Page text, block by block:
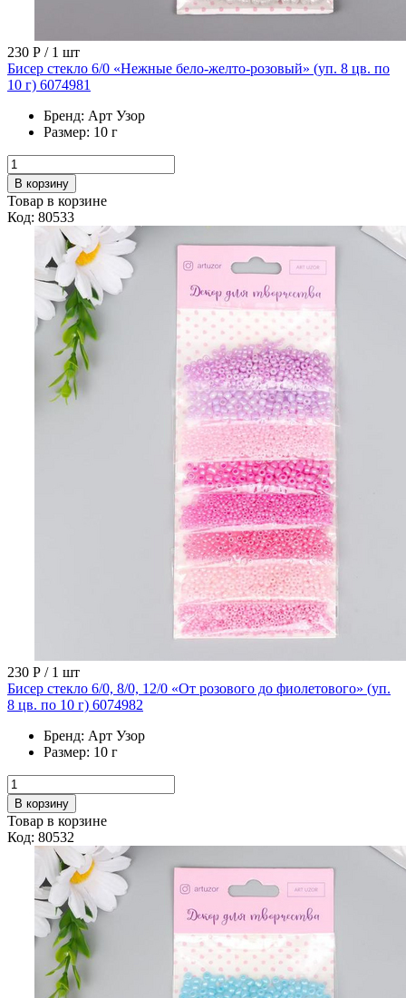
230 Р / 1 шт
Бисер стекло 6/0 «Нежные бело-желто-розовый» (уп. 8 цв. по
10 г) 6074981
Бренд: Арт Узор
Размер: 10 г
В корзину
Товар в корзине
Код: 80533
230 Р / 1 шт
Бисер стекло 6/0, 8/0, 12/0 «От розового до фиолетового» (уп.
8 цв. по 10 г) 6074982
Бренд: Арт Узор
Размер: 10 г
В корзину
Товар в корзине
Код: 80532